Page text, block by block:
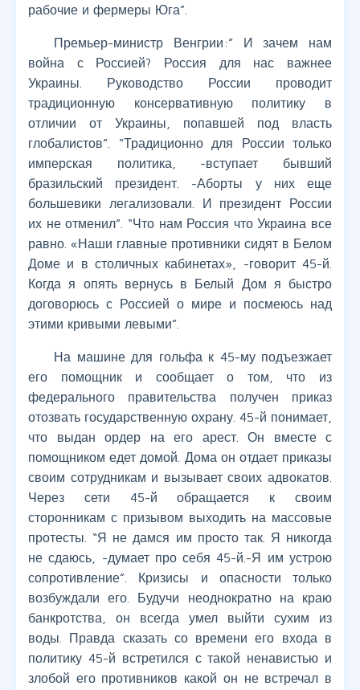
рабочие и фермеры Юга”.
Премьер-министр Венгрии:” И зачем нам
война с Россией? Россия для нас важнее
Украины. Руководство России проводит
традиционную консервативную политику в
отличии от Украины, попавшей под власть
глобалистов”. “Традиционно для России только
имперская политика, -вступает бывший
бразильский президент. -Аборты у них еще
большевики легализовали. И президент России
их не отменил”. “Что нам Россия что Украина все
равно. «Наши главные противники сидят в Белом
Доме и в столичных кабинетах», -говорит 45-й.
Когда я опять вернусь в Белый Дом я быстро
договорюсь с Россией о мире и посмеюсь над
этими кривыми левыми”.
На машине для гольфа к 45-му подъезжает
его помощник и сообщает о том, что из
федерального правительства получен приказ
отозвать государственную охрану. 45-й понимает,
что выдан ордер на его арест. Он вместе с
помощником едет домой. Дома он отдает приказы
своим сотрудникам и вызывает своих адвокатов.
Через сети 45-й обращается к своим
сторонникам с призывом выходить на массовые
протесты. “Я не дамся им просто так. Я никогда
не сдаюсь, -думает про себя 45-й.-Я им устрою
сопротивление”. Кризисы и опасности только
возбуждали его. Будучи неоднократно на краю
банкротства, он всегда умел выйти сухим из
воды. Правда сказать со времени его входа в
политику 45-й встретился с такой ненавистью и
злобой его противников какой он не встречал в